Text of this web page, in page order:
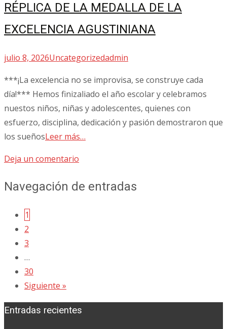
RÉPLICA DE LA MEDALLA DE LA
EXCELENCIA AGUSTINIANA
julio 8, 2026Uncategorizedadmin
***¡La excelencia no se improvisa, se construye cada
día!*** Hemos finizaliado el año escolar y celebramos
nuestos niños, niñas y adolescentes, quienes con
esfuerzo, disciplina, dedicación y pasión demostraron que
los sueñosLeer más…
Deja un comentario
Navegación de entradas
1
2
3
…
30
Siguiente »
Entradas recientes